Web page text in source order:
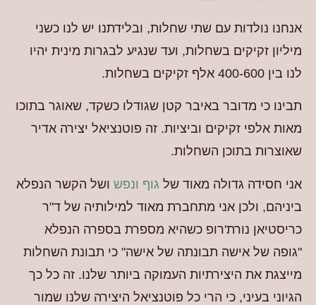
אנחנו נולדות עם שתי שחלות, ובלידתנו יש לנו כשני
מיליון זקיקים בשחלות, ועד שנגיע לבגרות מינית יהיו
לנו בין 400-600 אלף זקיקים בשחלות.
תבינו כי מדובר באיבר קטן שגודלו כשקד, שאוגר בתוכו
מאות אלפי זקיקים וביציות. זה פוטנציאל יצירה אדיר
שאוצרות בתוכן השחלות.
אני חסידה גדולה מאוד של גוף ונפש ושל הקשר הנפלא
ביניהם, ולכן אני מתחברת מאוד למילותיה של ד"ר
כריסטיאן נורת'רופ כשהיא מספרת בספרה הנפלא
"גופה של אישה תבונתה של אישה" כי תבונת השחלות
מייצגת את היצירתיות העמוקה ביותר שלנו. זה כל כך
הגיוני בעיני, כי הרי כל פוטנציאל היצירה שלנו שמור